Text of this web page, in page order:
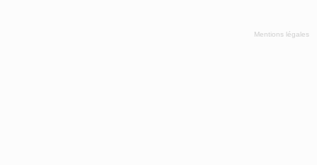
Mentions légales